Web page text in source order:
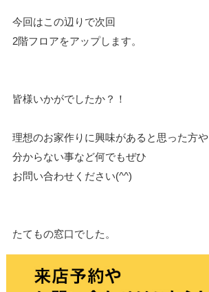
今回はこの辺りで次回
2階フロアをアップします。
皆様いかがでしたか？！
理想のお家作りに興味があると思った方や
分からない事など何でもぜひ
お問い合わせください(^^)
たてもの窓口でした。